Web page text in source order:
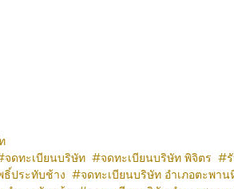
จดทะเบียนบริษัท จดทะเบียนบริษัท พิจิตร
ธิ์ประทับช้าง
จดทะเบียนบริษัท อำเภอตะพา